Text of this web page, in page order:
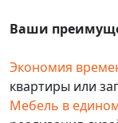
Ваши
Экономия
квартиры или
Мебель в